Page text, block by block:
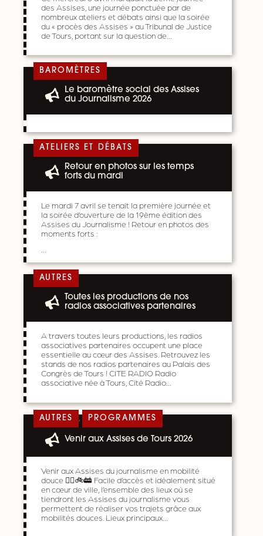
des Assises, une journée ponctuée par de
nombreux ateliers et débats ainsi que la soirée
du « procès des Assises » au Tribunal de Justice
de Tours, portant sur la question de…
BAROMÈTRES
Le baromètre social des Assises
du Journalisme 2026
ATELIERS ET DÉBATS
Retour en photos sur les temps
forts du mardi
Le mardi 7 avril se tenait la première journée et
la soirée d’ouverture de la 19ème édition des
Assises du Journalisme ! Retour en photos des
moments forts :
AUTRES
Toutes les productions de nos
radios associatives partenaires
A travers toutes leurs productions, les radios
associatives partenaires occupent une place
essentielle au cœur des Assises. Retrouvez les
stands de nos radios partenaires au Palais des
Congrès de Tours ! CITE RADIO Radio
associative née à Tours, Cité Radio…
AUTRES , PROGRAMMES
Venir aux Assises de Tours 2026
Venir aux Assises du journalisme en mobilité
douce 🚶‍♀️🚲🚋 Facile d’accès et idéalement situé
en cœur de ville, l’ensemble des lieux où se
tiendront les Assises du journalisme vous
permettent de réaliser vos trajets grâce aux
mobilités douces. Lieux principaux…